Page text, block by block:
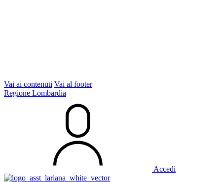
Vai ai contenuti Vai al footer
Regione Lombardia
Accedi